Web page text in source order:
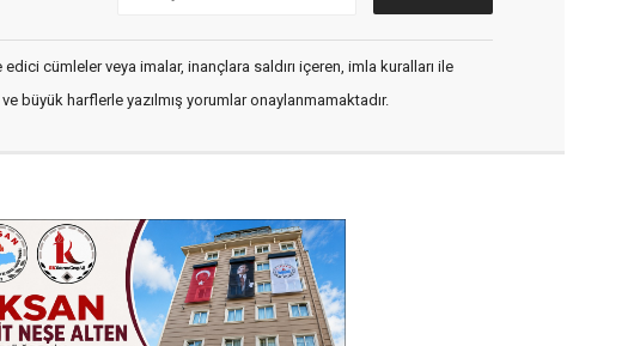
cümleler veya imalar, inançlara saldırı içeren, imla kuralları ile
büyük harflerle yazılmış yorumlar onaylanmamaktadır.